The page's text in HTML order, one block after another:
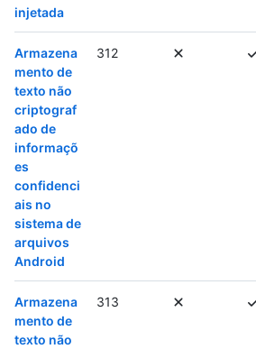
injetada
Armazena
mento de
texto não
criptograf
ado de
informaçõ
es
confidenci
ais no
sistema de
arquivos
Android
312
Armazena
mento de
texto não
313